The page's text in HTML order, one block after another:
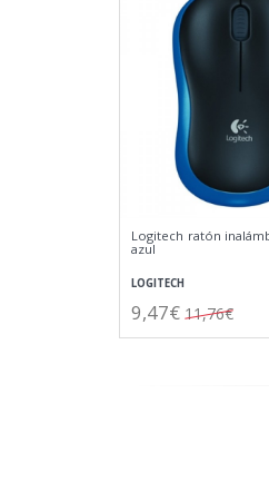
Logitech ratón
azul
LOGITECH
9,47€ 11,76€